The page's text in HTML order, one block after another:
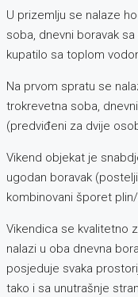
U prizemlju se nalaze
soba, dnevni boravak
kupatilo sa toplom
Na prvom spratu se
trokrevetna soba,
(predviđeni za dvije
Vikend objekat je
ugodan boravak
kombinovani šporet
Vikendica se kvalitetno
nalazi u oba dnevna
posjeduje svaka
tako i sa unutrašnje